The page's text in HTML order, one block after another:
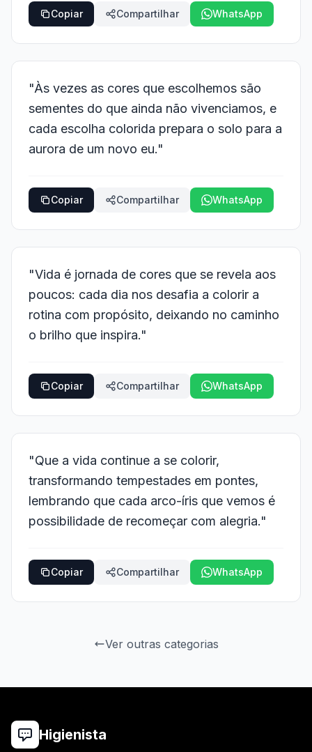
Copiar Compartilhar WhatsApp
"Às vezes as cores que escolhemos são
sementes do que ainda não vivenciamos, e
cada escolha colorida prepara o solo para a
aurora de um novo eu."
Copiar Compartilhar WhatsApp
"Vida é jornada de cores que se revela aos
poucos: cada dia nos desafia a colorir a
rotina com propósito, deixando no caminho
o brilho que inspira."
Copiar Compartilhar WhatsApp
"Que a vida continue a se colorir,
transformando tempestades em pontes,
lembrando que cada arco-íris que vemos é
possibilidade de recomeçar com alegria."
Copiar Compartilhar WhatsApp
Ver outras categorias
Higienista